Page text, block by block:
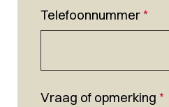
Telefoonnummer*
Vraag of opmerking *